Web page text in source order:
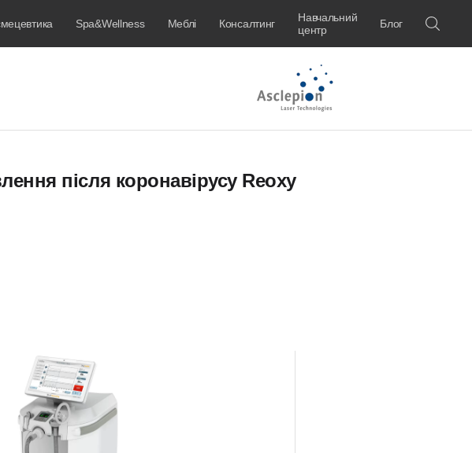
Spa&Wellness Меблі Консалтинг
Навчальний
центр
Блог
після коронавірусу Reoxy